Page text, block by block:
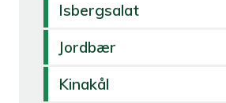
Isbergsalat
Jordbær
Kinakål